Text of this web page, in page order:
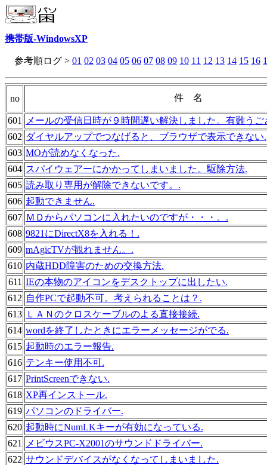
携帯版-WindowsXP
参考順ログ > 01 02 03 04 05 06 07 08 09 10 11 12 13 14 15 16
no 件 名
601
メールの受信日時が９時間遅い解決しました。有難う
602 ダイヤルアップでつなげると、ブラウザで表示できない.
603 MOが読めなくなった.
604 スパイウェアーにかかってしまいました。駆除方法.
605 読み取り専用が解除できないです。.
606 起動できません.
607 ＭＤからパソコンに入れたいのですが・・・。.
608 9821にDirectX8を入れる！.
609 mAgicTVが観れません。.
610 内蔵HDD障害のための交換方法.
611 IEの本物のアイコンをデスクトップに出したい.
612 自作PCで起動不可。考えられることは？.
613 ＬＡＮのクロスケーブルのよる直接接続.
614 wordを終了したときにエラーメッセージがでる.
615 起動時のエラー報告.
616 テンキー使用不可.
617 PrintScreenできない.
618 XP再インストール.
619 パソコンのドライバー.
620 起動時にNumLKキーが有効になっている.
621
メビウスPC-X2001のサウンドドライバー.
622 サウンドデバイスがなくなってしまいました.